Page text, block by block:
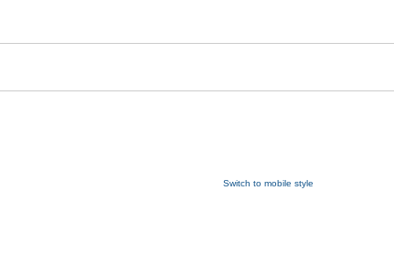
Switch to mobile style